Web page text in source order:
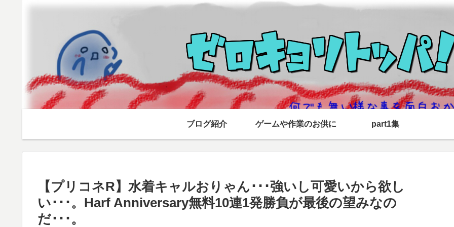
ブログ紹介 ゲームや作業のお供に part1集
【プリコネR】水着キャルおりゃん･･･強いし可愛いから欲し
い･･･。Harf Anniversary無料10連1発勝負が最後の望みなの
だ･･･。